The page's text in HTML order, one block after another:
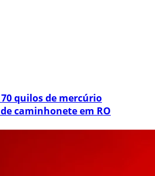
quilos de mercúrio
caminhonete em RO